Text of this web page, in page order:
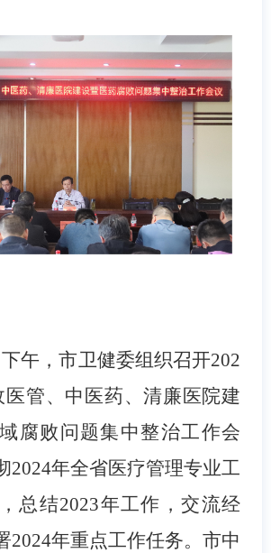
午，市卫健委组织召开202
医管、中医药、清廉医院建
腐败问题集中整治工作会
2024年全省医疗管理专业工
总结2023年工作，交流经
2024年重点工作任务。市中